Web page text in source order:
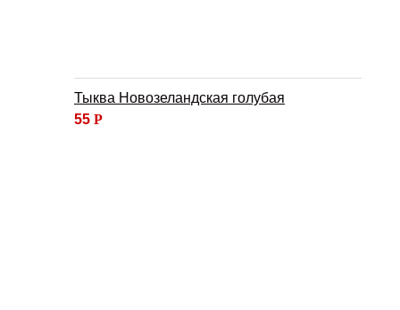
Тыква Новозеландская голубая
55 Р